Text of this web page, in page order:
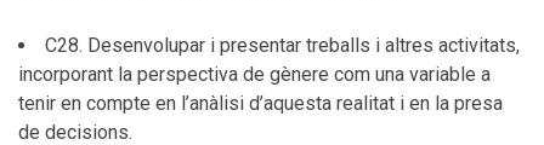
C28. Desenvolupar i presentar treballs i altres activitats,
incorporant la perspectiva de gènere com una variable a
tenir en compte en l’anàlisi d’aquesta realitat i en la presa
de decisions.